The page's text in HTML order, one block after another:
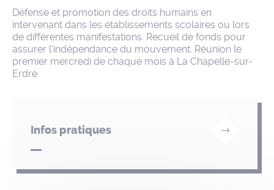
Infos pratiques
Défense et promotion des droits humains en
intervenant dans les établissements scolaires ou lors
de différentes manifestations. Recueil de fonds pour
assurer l'indépendance du mouvement. Réunion le
premier mercredi de chaque mois à La Chapelle-sur-
Erdre.